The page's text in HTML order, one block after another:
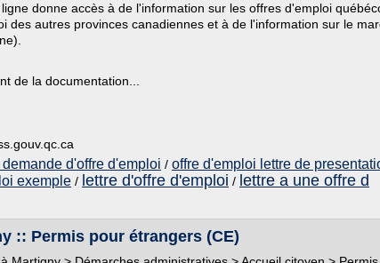
donne accès à de l'information sur les offres d'emploi
des autres provinces canadiennes et à de l'information sur le
de la documentation...
demande d'offre d'emploi / offre d'emploi lettre de
exemple / lettre d'offre d'emploi / lettre a une offre d
:: Permis pour étrangers (CE)